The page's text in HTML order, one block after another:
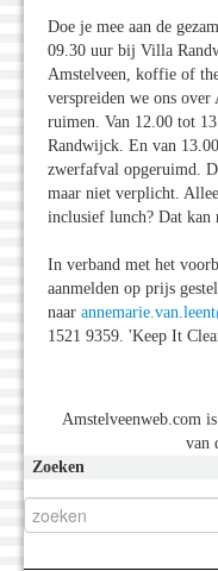
Doe je mee aan de
09.30 uur bij Villa
Amstelveen, koffie of
verspreiden we ons
ruimen. Van 12.00 tot
Randwijck. En van
zwerfafval opgeruimd.
maar niet verplicht.
inclusief lunch? Dat
In verband met het
aanmelden op prijs
naar
1521 9359. 'Keep It
Amstelveenweb.com
van
Zoeken